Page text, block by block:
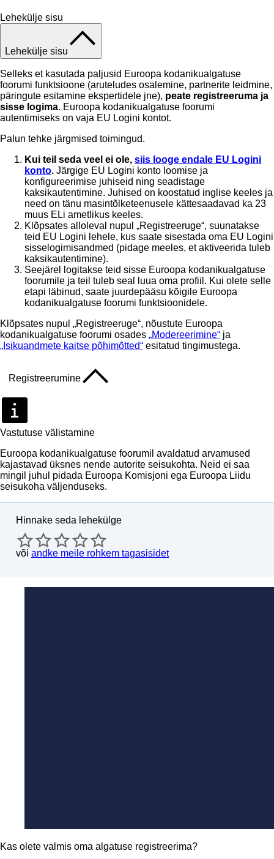
Lehekülje sisu
Lehekülje sisu
Selleks et kasutada paljusid Euroopa kodanikualgatuse
foorumi funktsioone (aruteludes osalemine, partnerite leidmine,
päringute esitamine ekspertidele jne), peate registreeruma ja
sisse logima. Euroopa kodanikualgatuse foorumi
autentimiseks on vaja EU Logini kontot.
Palun tehke järgmised toimingud.
Kui teil seda veel ei ole, siis looge endale EU Logini
konto. Järgige EU Logini konto loomise ja
konfigureerimise juhiseid ning seadistage
kaksikautentimine. Juhised on koostatud inglise keeles ja
need on tänu masintõlketeenusele kättesaadavad ka 23
muus ELi ametlikus keeles.
Klõpsates alloleval nupul „Registreeruge“, suunatakse
teid EU Logini lehele, kus saate sisestada oma EU Logini
sisselogimisandmed (pidage meeles, et aktiveerida tuleb
kaksikautentimine).
Seejärel logitakse teid sisse Euroopa kodanikualgatuse
foorumile ja teil tuleb seal luua oma profiil. Kui olete selle
etapi läbinud, saate juurdepääsu kõigile Euroopa
kodanikualgatuse foorumi funktsioonidele.
Klõpsates nupul „Registreeruge“, nõustute Euroopa
kodanikualgatuse foorumi osades „Modereerimine“ ja
„Isikuandmete kaitse põhimõtted“ esitatud tingimustega.
Registreerumine
Vastutuse välistamine
Euroopa kodanikualgatuse foorumil avaldatud arvamused
kajastavad üksnes nende autorite seisukohta. Neid ei saa
mingil juhul pidada Euroopa Komisjoni ega Euroopa Liidu
seisukoha väljenduseks.
Hinnake seda lehekülge
või andke meile rohkem tagasisidet
Kas olete valmis oma algatuse registreerima?